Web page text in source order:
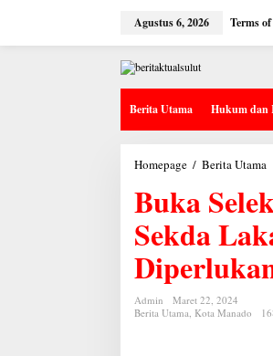
Agustus 6, 2026 Terms
Berita Utama Hukum dan
Homepage / Berita Utama
:
Buka
Sekda
Admin
Maret 22, 2024
Berita Utama, Kota Manado